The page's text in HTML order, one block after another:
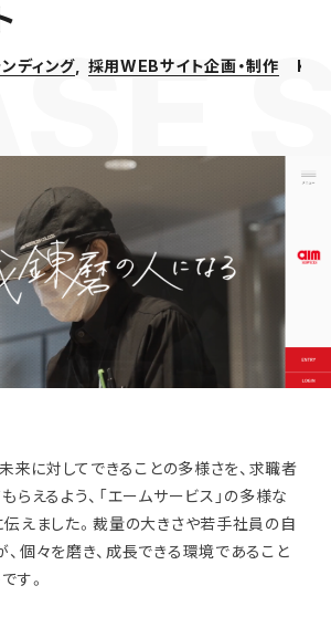
ディング 採用WEBサイト企画・制作
未来に対してできることの多様さを、求職者
らえるよう、「エームサービス」の多様な
えました。裁量の大きさや若手社員の自
個々を磨き、成長できる環境であること
す。